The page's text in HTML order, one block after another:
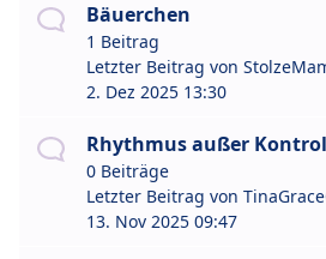
Bäuerchen
1 Beitrag
Letzter Beitrag von
2. Dez 2025 13:30
Rhythmus außer
0 Beiträge
Letzter Beitrag von
13. Nov 2025 09:47